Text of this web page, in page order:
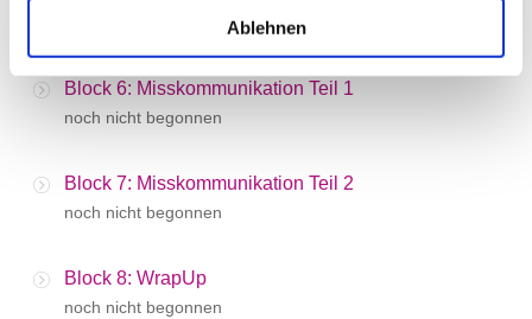
Ablehnen
Block 6: Misskommunikation Teil 1
noch nicht begonnen
Block 7: Misskommunikation Teil 2
noch nicht begonnen
Block 8: WrapUp
noch nicht begonnen